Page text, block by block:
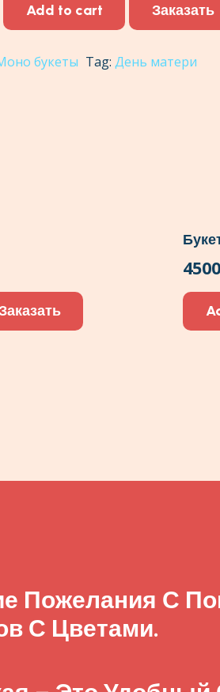
Add to cart Заказать
букеты Tag:День матери
Пожелания С
С Цветами.